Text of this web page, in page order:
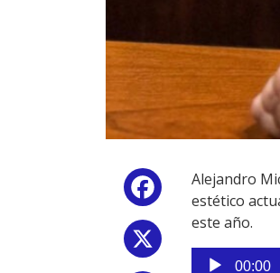
Facebook
Alejandro
estético
este año.
Reproductor
00:00